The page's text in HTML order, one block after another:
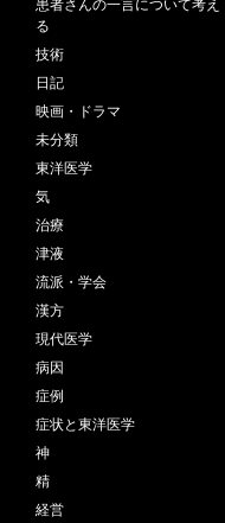
患者さんの一言について考え
る
技術
日記
映画・ドラマ
未分類
東洋医学
気
治療
津液
流派・学会
漢方
現代医学
病因
症例
症状と東洋医学
神
精
経営